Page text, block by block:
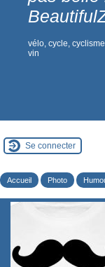
vélo, cycle,
vin
Se connecter
Accueil Photo